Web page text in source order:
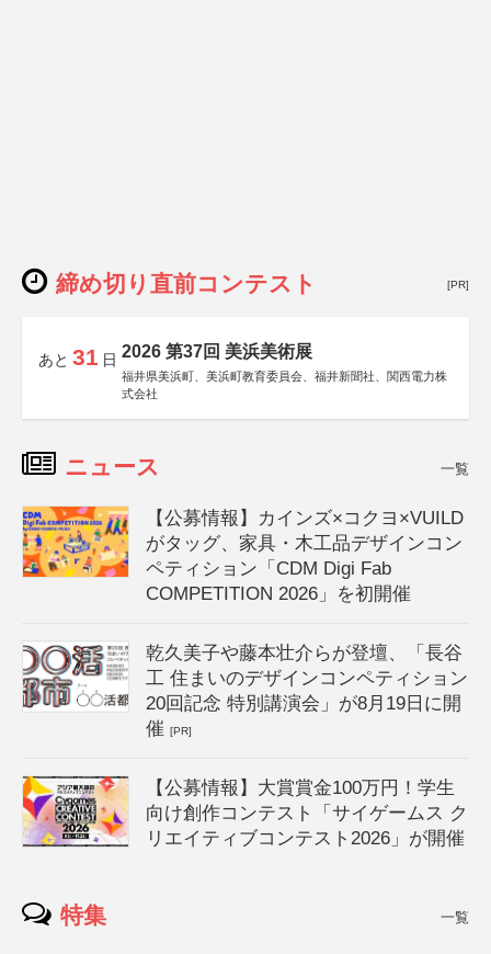
締め切り直前コンテスト [PR]
あと 31 日 2026 第37回 美浜美術展
福井県美浜町、美浜町教育委員会、福井新聞社、関西電力株
式会社
ニュース 一覧
【公募情報】カインズ×コクヨ×VUILD
がタッグ、家具・木工品デザインコン
ペティション「CDM Digi Fab
COMPETITION 2026」を初開催
乾久美子や藤本壮介らが登壇、「長谷
工 住まいのデザインコンペティション
20回記念 特別講演会」が8月19日に開
催[PR]
【公募情報】大賞賞金100万円！学生
向け創作コンテスト「サイゲームス ク
リエイティブコンテスト2026」が開催
特集 一覧